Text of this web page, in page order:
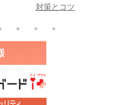
対策とコツ